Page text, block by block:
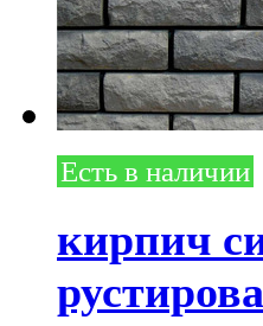
Есть в наличии
кирпич